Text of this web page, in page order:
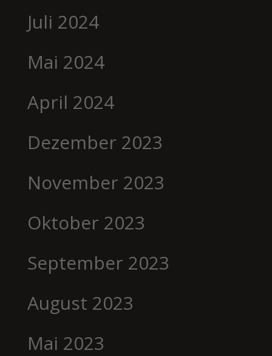
Juli 2024
Mai 2024
April 2024
Dezember 2023
November 2023
Oktober 2023
September 2023
August 2023
Mai 2023